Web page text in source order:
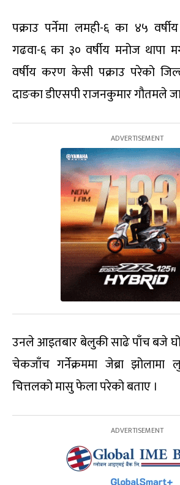
पक्राउ पर्नेमा लमही-६ का ४५
गढवा-६ का ३० वर्षीय मनोज थापा
वर्षीय करण केसी पक्राउ परेको
दाङका डीएसपी राजनकुमार गौतमले
उनले आइतबार बेलुकी साढे पाँच बजे
चेकजाँच गर्नेक्रममा जेब्रा झोलामा
चित्तलको मासु फेला परेको बताए ।